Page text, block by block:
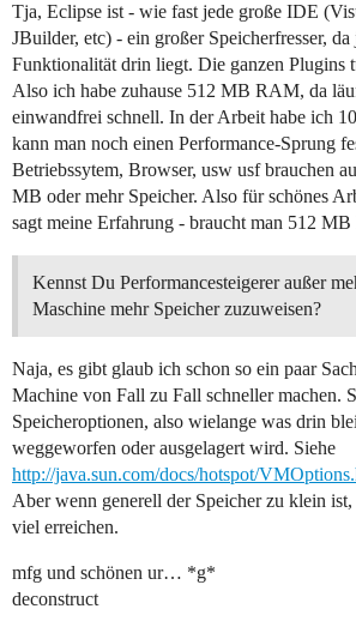
Tja, Eclipse ist - wie fast jede große IDE
JBuilder, etc) - ein großer Speicherfresser,
Funktionalität drin liegt. Die ganzen Plugins
Also ich habe zuhause 512 MB RAM, da
einwandfrei schnell. In der Arbeit habe ich
kann man noch einen Performance-Sprung
Betriebssytem, Browser, usw usf brauchen
MB oder mehr Speicher. Also für schönes
sagt meine Erfahrung - braucht man 512
Kennst Du Performancesteigerer außer
Maschine mehr Speicher zuzuweisen?
Naja, es gibt glaub ich schon so ein paar
Machine von Fall zu Fall schneller machen.
Speicheroptionen, also wielange was drin
weggeworfen oder ausgelagert wird. Siehe
http://java.sun.com/docs/hotspot/
Aber wenn generell der Speicher zu klein
viel erreichen.
mfg und schönen ur… *g*
deconstruct